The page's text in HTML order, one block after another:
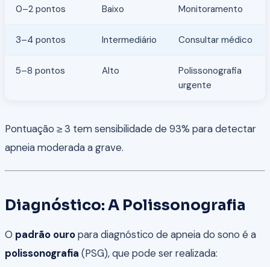
0–2 pontos Baixo Monitoramento
3–4 pontos Intermediário Consultar médico
5–8 pontos Alto
Polissonografia
urgente
Pontuação ≥ 3 tem sensibilidade de 93% para detectar
apneia moderada a grave.
Diagnóstico: A Polissonografia
O padrão ouropara diagnóstico de apneia do sono é a
polissonografia (PSG), que pode ser realizada: